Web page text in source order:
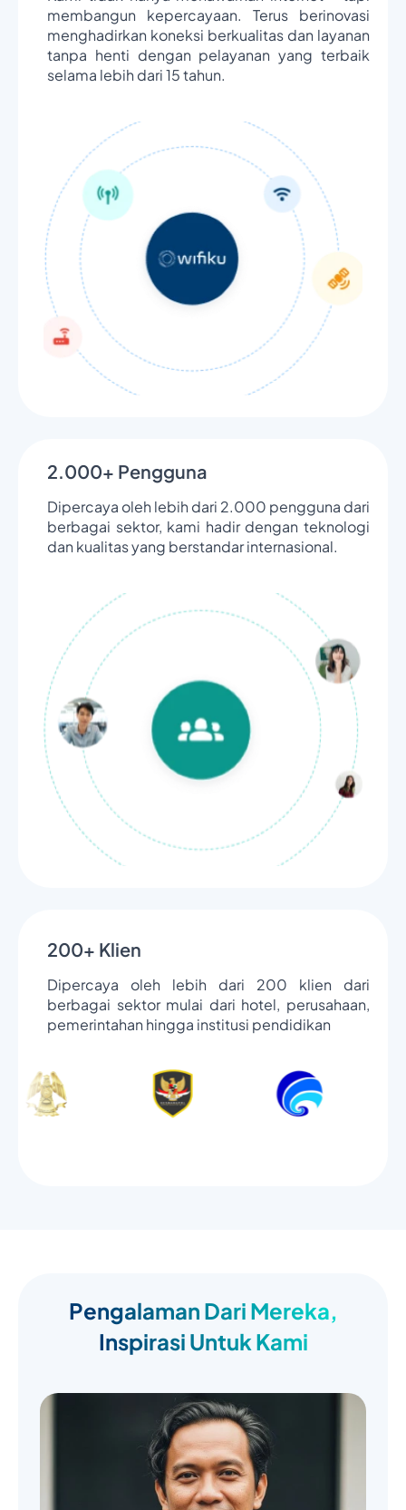
membangun kepercayaan. Terus berinovasi
menghadirkan koneksi berkualitas dan layanan
tanpa henti dengan pelayanan yang terbaik
selama lebih dari 15 tahun.
2.000+ Pengguna
Dipercaya oleh lebih dari 2.000 pengguna dari
berbagai sektor, kami hadir dengan teknologi
dan kualitas yang berstandar internasional.
200+ Klien
Dipercaya oleh lebih dari 200 klien dari
berbagai sektor mulai dari hotel, perusahaan,
pemerintahan hingga institusi pendidikan
Pengalaman Dari Mereka,
Inspirasi Untuk Kami